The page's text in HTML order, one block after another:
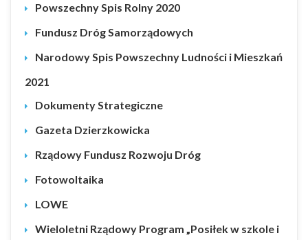
Powszechny Spis Rolny 2020
Fundusz Dróg Samorządowych
Narodowy Spis Powszechny Ludności i Mieszkań
2021
Dokumenty Strategiczne
Gazeta Dzierzkowicka
Rządowy Fundusz Rozwoju Dróg
Fotowoltaika
LOWE
Wieloletni Rządowy Program „Posiłek w szkole i